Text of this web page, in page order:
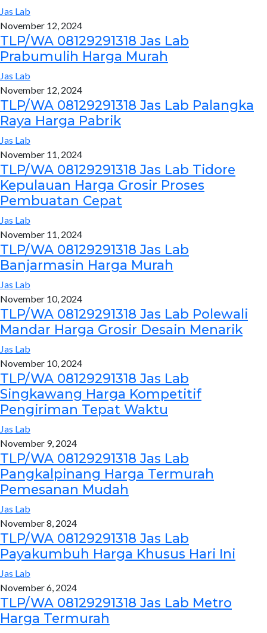
Jas Lab
November 12, 2024
TLP/WA 08129291318 Jas Lab
Prabumulih Harga Murah
Jas Lab
November 12, 2024
TLP/WA 08129291318 Jas Lab Palangka
Raya Harga Pabrik
Jas Lab
November 11, 2024
TLP/WA 08129291318 Jas Lab Tidore
Kepulauan Harga Grosir Proses
Pembuatan Cepat
Jas Lab
November 11, 2024
TLP/WA 08129291318 Jas Lab
Banjarmasin Harga Murah
Jas Lab
November 10, 2024
TLP/WA 08129291318 Jas Lab Polewali
Mandar Harga Grosir Desain Menarik
Jas Lab
November 10, 2024
TLP/WA 08129291318 Jas Lab
Singkawang Harga Kompetitif
Pengiriman Tepat Waktu
Jas Lab
November 9, 2024
TLP/WA 08129291318 Jas Lab
Pangkalpinang Harga Termurah
Pemesanan Mudah
Jas Lab
November 8, 2024
TLP/WA 08129291318 Jas Lab
Payakumbuh Harga Khusus Hari Ini
Jas Lab
November 6, 2024
TLP/WA 08129291318 Jas Lab Metro
Harga Termurah